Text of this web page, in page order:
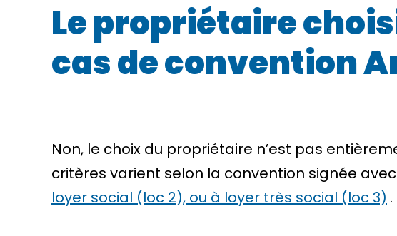
Le propriétaire
cas de convention
Non, le choix du propriétaire n’est pas
critères varient selon la convention signée avec
loyer social (loc 2), ou à loyer très social (loc 3) .